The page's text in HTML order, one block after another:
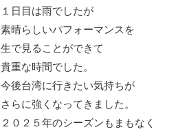
１日目は雨でしたが
素晴らしいパフォーマンスを
生で見ることができて
貴重な時間でした。
今後台湾に行きたい気持ちが
さらに強くなってきました。
２０２５年のシーズンもまもなく